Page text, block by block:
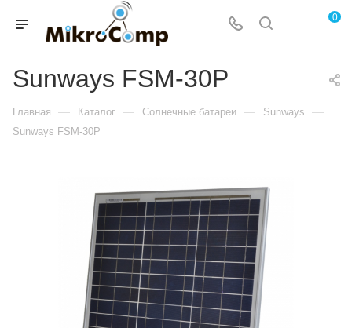
0
Sunways FSM-30P
Главная — Каталог — Солнечные батареи — Sunways —
Sunways FSM-30P